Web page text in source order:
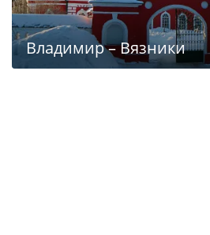
Владимир – Вязники